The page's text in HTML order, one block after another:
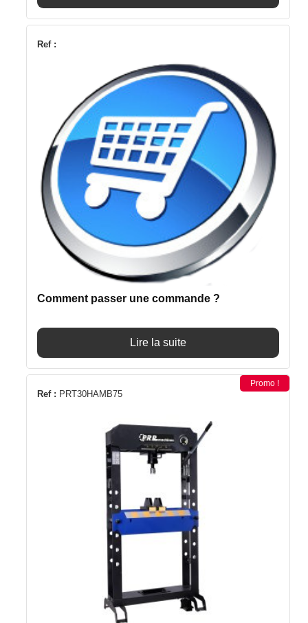
Ref :
Comment passer une commande ?
Lire la suite
Ref : PRT30HAMB75
Promo !